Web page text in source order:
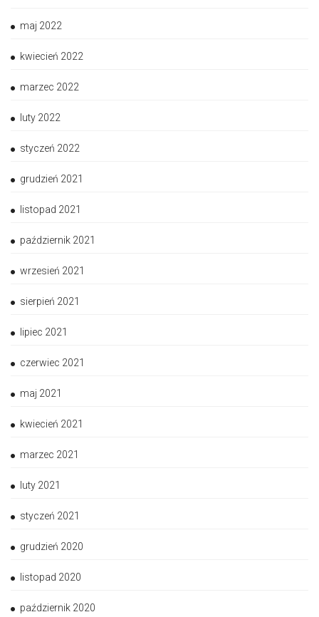
maj 2022
kwiecień 2022
marzec 2022
luty 2022
styczeń 2022
grudzień 2021
listopad 2021
październik 2021
wrzesień 2021
sierpień 2021
lipiec 2021
czerwiec 2021
maj 2021
kwiecień 2021
marzec 2021
luty 2021
styczeń 2021
grudzień 2020
listopad 2020
październik 2020